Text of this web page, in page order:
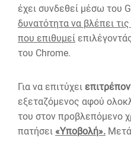
έχει συνδεθεί μέσω του
δυνατότητα να βλέπει
που επιθυμεί
του Chrome.
Για να επιτύχει
εξεταζόμενος αφού
του στον προβλεπόμενο
πατήσει «Υποβολή».